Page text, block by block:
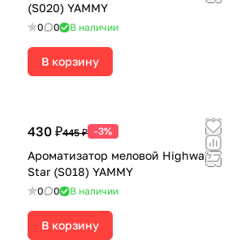
(S020) YAMMY
0 0 В наличии
В корзину
430 ₽445 ₽ -3%
Ароматизатор меловой Highway
Star (S018) YAMMY
0 0 В наличии
В корзину